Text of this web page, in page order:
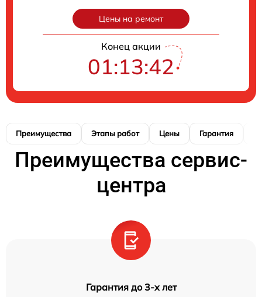
Цены на ремонт
Конец акции
01:13:41
Преимущества Этапы работ Цены Гарантия
Преимущества сервис-
центра
Гарантия до 3-х лет